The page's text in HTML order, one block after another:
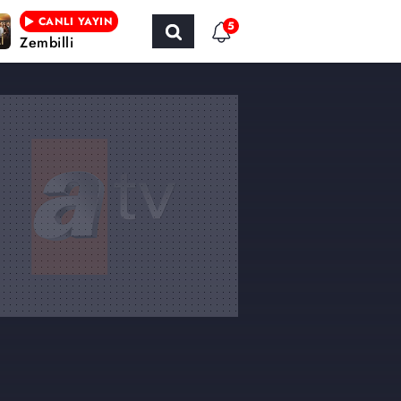
CANLI YAYIN
Zembilli
5